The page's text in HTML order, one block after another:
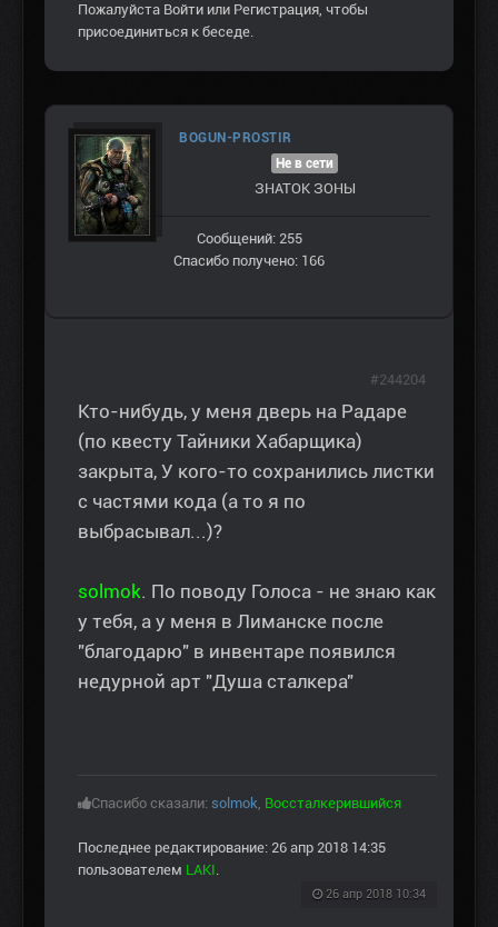
Пожалуйста Войти или Регистрация, чтобы
присоединиться к беседе.
BOGUN-PROSTIR
Не в сети
ЗНАТОК ЗОНЫ
Сообщений: 255
Спасибо получено: 166
Кто-нибудь, у меня дверь на Радаре
(по квесту Тайники Хабарщика)
закрыта, У кого-то сохранились листки
с частями кода (а то я по
выбрасывал...)?
solmok. По поводу Голоса - не знаю как
у тебя, а у меня в Лиманске после
"благодарю" в инвентаре появился
недурной арт "Душа сталкера"
Спасибо сказали: solmok, Воссталкерившийся
Последнее редактирование: 26 апр 2018 14:35
пользователем LAKI.
26 апр 2018 10:34
#244204